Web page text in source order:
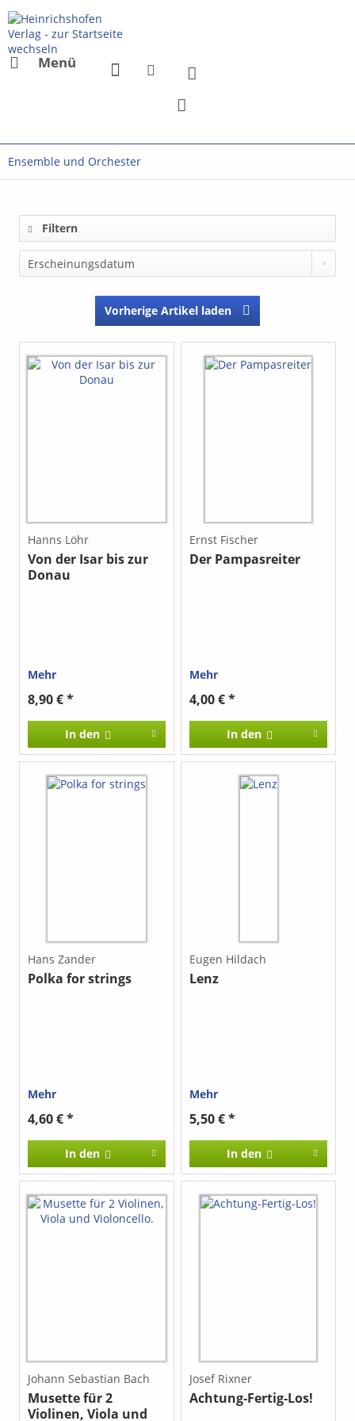
Menü
Ensemble und Orchester
Filtern
Vorherige Artikel laden
Hanns Löhr
Von der Isar bis zur
Donau
Mehr
8,90 € *
In den
Ernst Fischer
Der Pampasreiter
Mehr
4,00 € *
In den
Hans Zander
Polka for strings
Mehr
4,60 € *
In den
Eugen Hildach
Lenz
Mehr
5,50 € *
In den
Johann Sebastian Bach
Musette für 2
Violinen, Viola und
Josef Rixner
Achtung-Fertig-Los!